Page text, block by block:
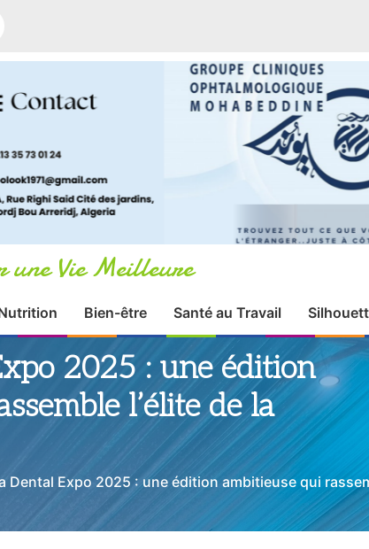
une Vie Meilleure
Bien-être Santé au Travail
2025 : une édition
l’élite de la
Dental Expo 2025 : une édition ambitieuse qui